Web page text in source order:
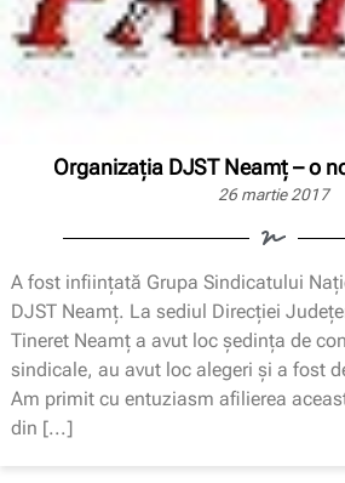
Organizaţia DJST Neamţ – o
26 martie 2017
A fost infiinţată Grupa Sindicatului
DJST Neamţ. La sediul Direcţiei
Tineret Neamţ a avut loc şedinţa de
sindicale, au avut loc alegeri şi a fost
Am primit cu entuziasm afilierea
din [...]